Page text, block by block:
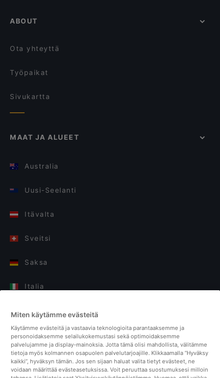
ABOUT
Ota yhteyttä
Työpaikat
Sivukartta
MAAT JA ALUEET
Australia
Uusi-Seelanti
Itävalta
Sveitsi
Saksa
Italia
Suomi
Yhdistyneet kuningaskunnat
Turkki
Miten käytämme evästeitä
Käytämme evästeitä ja vastaavia teknologioita parantaaksemme ja
personoidaksemme selailukokemustasi sekä optimoidaksemme
palvelujamme ja display-mainoksia. Jotta tämä olisi mahdollista, välitämme
tietoja myös kolmannen osapuolen palvelutarjoajille. Klikkaamalla “Hyväksy
kaikki”, hyväksyn tämän. Jos sen sijaan haluat valita tietyt evästeet, ne
voidaan määrittää evästeasetuksissa. Voit peruuttaa suostumuksesi milloin